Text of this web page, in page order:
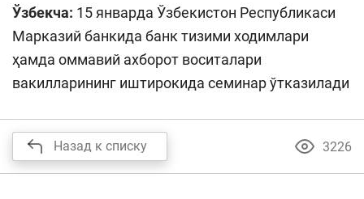
Ўзбекча: 15 январда Ўзбекистон Республикаси
Марказий банкида банк тизими ходимлари
ҳамда оммавий ахборот воситалари
вакилларининг иштирокида семинар ўтказилади
Назад к списку 3226